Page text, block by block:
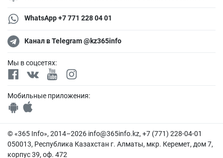
WhatsApp +7 771 228 04 01
Канал в Telegram @kz365info
Мы в соцсетях:
Мобильные приложения:
© «365 Info», 2014–2026 info@365info.kz, +7 (771) 228-04-01
050013, Республика Казахстан г. Алматы, мкр. Керемет, дом 7,
корпус 39, оф. 472